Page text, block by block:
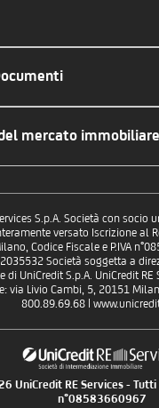
mercato immobiliare
S.p.A. Società con socio
versato Iscrizione al
Codice Fiscale e P.IVA
2035532 Società soggetta a
di UniCredit S.p.A. UniCredit RE
via Livio Cambi, 5, 20151
800.89.69.68 |
UniCredit RE Services -
n°08583660967